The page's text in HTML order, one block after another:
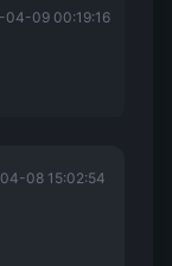
04-09 00:19:16
08 15:02:54